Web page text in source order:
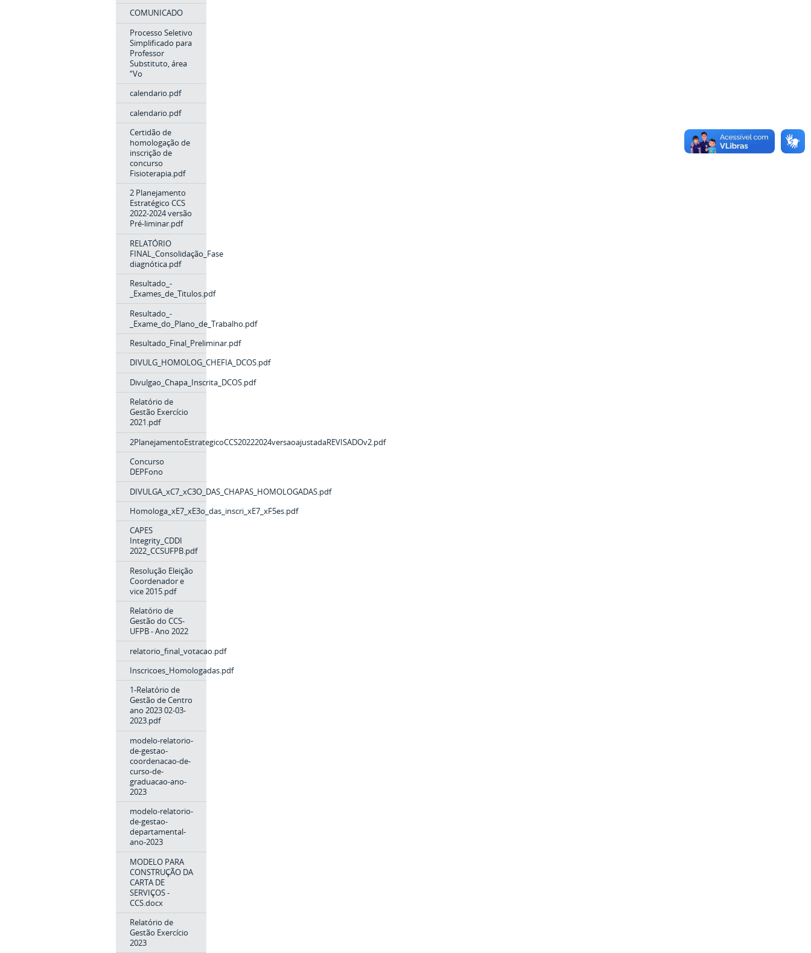
COMUNICADO
Processo Seletivo
Simplificado para
Professor
Substituto, área
“Vo
calendario.pdf
calendario.pdf
Certidão de
homologação de
inscrição de
concurso
Fisioterapia.pdf
2 Planejamento
Estratégico CCS
2022-2024 versão
Pré-liminar.pdf
RELATÓRIO
FINAL_Consolidação_Fase
diagnótica.pdf
Resultado_-
_Exames_de_Titulos.pdf
Resultado_-
_Exame_do_Plano_de_Trabalho.pdf
Resultado_Final_Preliminar.pdf
DIVULG_HOMOLOG_CHEFIA_DCOS.pdf
Divulgao_Chapa_Inscrita_DCOS.pdf
Relatório de
Gestão Exercício
2021.pdf
2PlanejamentoEstrategicoCCS20222024versaoajustadaREVISADOv2.pdf
Concurso
DEPFono
DIVULGA_xC7_xC3O_DAS_CHAPAS_HOMOLOGADAS.pdf
Homologa_xE7_xE3o_das_inscri_xE7_xF5es.pdf
CAPES
Integrity_CDDI
2022_CCSUFPB.pdf
Resolução Eleição
Coordenador e
vice 2015.pdf
Relatório de
Gestão do CCS-
UFPB - Ano 2022
relatorio_final_votacao.pdf
Inscricoes_Homologadas.pdf
1-Relatório de
Gestão de Centro
ano 2023 02-03-
2023.pdf
modelo-relatorio-
de-gestao-
coordenacao-de-
curso-de-
graduacao-ano-
2023
modelo-relatorio-
de-gestao-
departamental-
ano-2023
MODELO PARA
CONSTRUÇÃO DA
CARTA DE
SERVIÇOS -
CCS.docx
Relatório de
Gestão Exercício
2023